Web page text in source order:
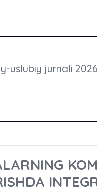
uslubiy jurnali